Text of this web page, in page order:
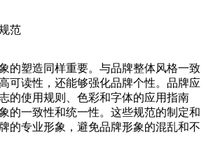
范
的塑造同样重要。与品牌整体风格一致
可读性，还能够强化品牌个性。品牌应
的使用规则、色彩和字体的应用指南
的一致性和统一性。这些规范的制定和
的专业形象，避免品牌形象的混乱和不